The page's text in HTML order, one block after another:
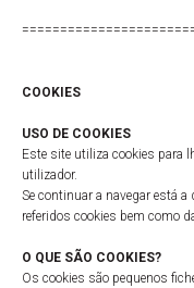
COOKIES
USO DE COOKIES
Este site utiliza cookies para
utilizador.
Se continuar a navegar está
referidos cookies bem como
O QUE SÃO COOKIES?
Os cookies são pequenos